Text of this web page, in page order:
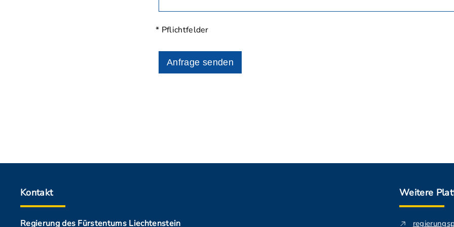
* Pflichtfelder
Anfrage senden
Kontakt
Regierung des Fürstentums Liechtenstein
Weitere